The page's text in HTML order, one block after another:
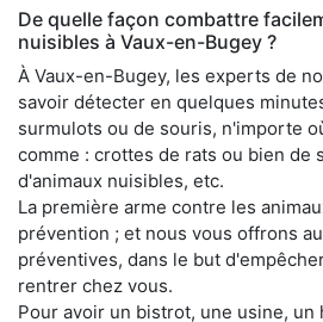
De quelle façon combattre
nuisibles à Vaux-en-Bugey ?
À Vaux-en-Bugey, les experts de
savoir détecter en quelques
surmulots ou de souris, n'importe
comme : crottes de rats ou bien de
d'animaux nuisibles, etc.
La première arme contre les
prévention ; et nous vous offrons
préventives, dans le but
rentrer chez vous.
Pour avoir un bistrot, une usine, un